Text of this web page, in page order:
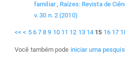
familiar, Raízes: Revista de
v. 30 n. 2 (2010)
<< < 5 6 7 8 9 10 11 12 13 14 15 16 17
Você também pode iniciar uma